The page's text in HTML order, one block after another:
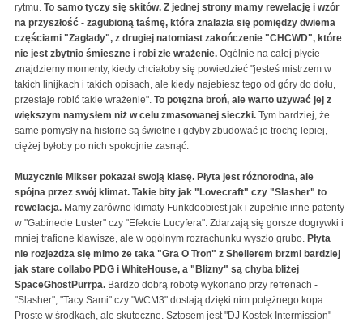
rytmu. To samo tyczy się skitów. Z jednej strony mamy rewelację i wzór
na przyszłość - zagubioną taśmę, która znalazła się pomiędzy dwiema
częściami "Zagłady", z drugiej natomiast zakończenie "CHCWD", które
nie jest zbytnio śmieszne i robi złe wrażenie. Ogólnie na całej płycie
znajdziemy momenty, kiedy chciałoby się powiedzieć "jesteś mistrzem w
takich linijkach i takich opisach, ale kiedy najebiesz tego od góry do dołu,
przestaje robić takie wrażenie". To potężna broń, ale warto używać jej z
większym namysłem niż w celu zmasowanej sieczki. Tym bardziej, że
same pomysły na historie są świetne i gdyby zbudować je trochę lepiej,
ciężej byłoby po nich spokojnie zasnąć.
Muzycznie Mikser pokazał swoją klasę. Płyta jest różnorodna, ale
spójna przez swój klimat. Takie bity jak "Lovecraft" czy "Slasher" to
rewelacja. Mamy zarówno klimaty Funkdoobiest jak i zupełnie inne patenty
w "Gabinecie Luster" czy "Efekcie Lucyfera". Zdarzają się gorsze dogrywki i
mniej trafione klawisze, ale w ogólnym rozrachunku wyszło grubo. Płyta
nie rozjeżdża się mimo że taka "Gra O Tron" z Shellerem brzmi bardziej
jak stare collabo PDG i WhiteHouse, a "Blizny" są chyba bliżej
SpaceGhostPurrpa. Bardzo dobrą robotę wykonano przy refrenach -
"Slasher", "Tacy Sami" czy "WCM3" dostają dzięki nim potężnego kopa.
Proste w środkach, ale skuteczne. Sztosem jest "DJ Kostek Intermission"